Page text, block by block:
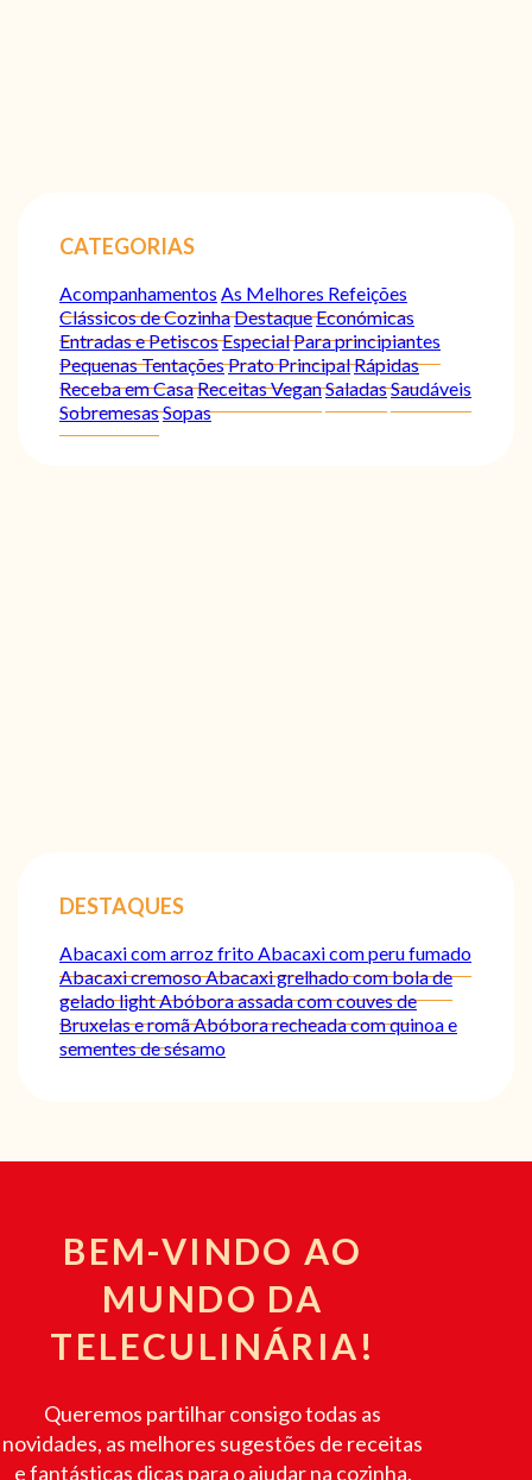
CATEGORIAS
Acompanhamentos As Melhores Refeições
Clássicos de CozinhaDestaqueEconómicas
Entradas e PetiscosEspecialPara principiantes
Pequenas TentaçõesPrato PrincipalRápidas
Receba em CasaReceitas VeganSaladasSaudáveis
SobremesasSopas
DESTAQUES
Abacaxi com arroz fritoAbacaxi com peru fumado
Abacaxi cremosoAbacaxi grelhado com bola de
gelado lightAbóbora assada com couves de
Bruxelas e romãAbóbora recheada com quinoa e
sementes de sésamo
BEM-VINDO AO
MUNDO DA
TELECULINÁRIA!
Queremos partilhar consigo todas as
novidades, as melhores sugestões de receitas
e fantásticas dicas para o ajudar na cozinha.